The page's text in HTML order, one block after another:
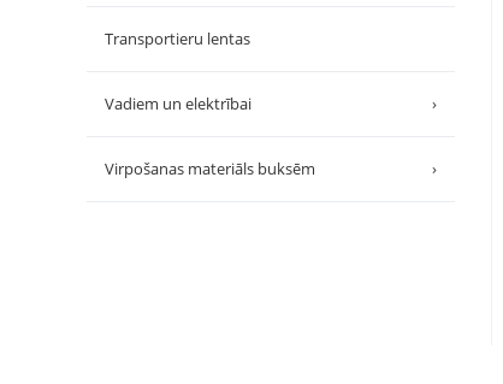
Transportieru lentas
Vadiem un elektrībai ›
Virpošanas materiāls buksēm ›